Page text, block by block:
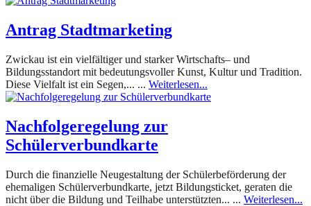
Antrag Stadtmarketing
Zwickau ist ein vielfältiger und starker Wirtschafts– und
Bildungsstandort mit bedeutungsvoller Kunst, Kultur und Tradition.
Diese Vielfalt ist ein Segen,... ... Weiterlesen...
Nachfolgeregelung zur
Schülerverbundkarte
Durch die finanzielle Neugestaltung der Schülerbeförderung der
ehemaligen Schülerverbundkarte, jetzt Bildungsticket, geraten die
nicht über die Bildung und Teilhabe unterstützten... ... Weiterlesen...